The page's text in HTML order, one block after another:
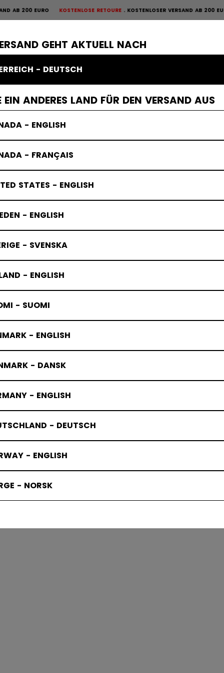
GEHT AKTUELL NACH
- DEUTSCH
EIN ANDERES LAND FÜR DEN VERSAND AUS
- ENGLISH
- FRANÇAIS
STATES - ENGLISH
- ENGLISH
- SVENSKA
- ENGLISH
- SUOMI
- ENGLISH
- DANSK
- ENGLISH
- DEUTSCH
- ENGLISH
- NORSK
EUROKOSTENLOSE RETOURE KOSTENLOSER VERSAND AB 200 EURO
SCHUTZAUSRÜSTUNG TORWART BEKLEIDUNG